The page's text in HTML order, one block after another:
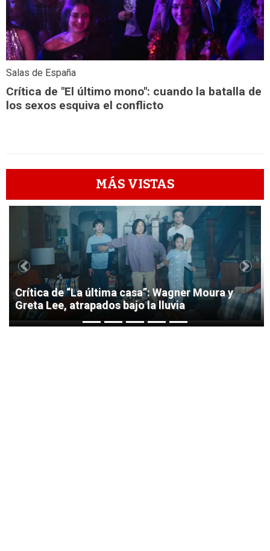
Salas de España
Crítica de "El último mono": cuando la batalla de
los sexos esquiva el conflicto
MÁS VISTAS
1
Crítica de “La última casa”: Wagner Moura y
Greta Lee, atrapados bajo la lluvia
Previous Next